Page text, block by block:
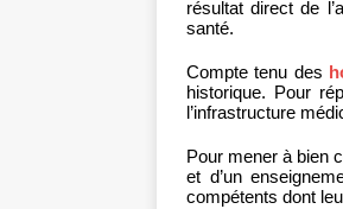
résultat direct de
santé.
Compte tenu des
historique. Pour
l’infrastructure
Pour mener à bien
et d’un
compétents dont